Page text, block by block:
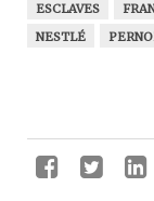
ESCLAVES
NESTLÉ